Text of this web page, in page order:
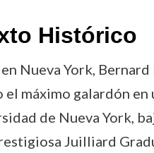
Histórico
Nueva York,
el máximo galardón
de Nueva York,
Juilliard